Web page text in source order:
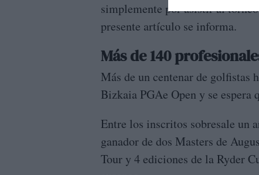
simplemente por asistir al
presente artículo se informa.
Más de 140
Más de un centenar de golfistas
Bizkaia PGAe Open y se
Entre los inscritos sobresale un
ganador de dos Masters de
Tour y 4 ediciones de la Ryder